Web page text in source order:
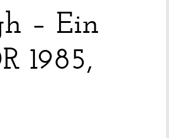
– Ein
1985,